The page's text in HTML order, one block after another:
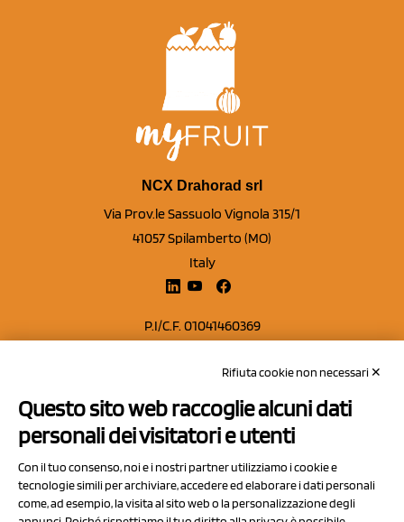
NCX Drahorad srl
Via Prov.le Sassuolo Vignola 315/1
41057 Spilamberto (MO)
Italy
P.I/C.F. 01041460369
Capitale sociale Euro 50.000,00 i.v.
Contatti
Privacy Policy
Cookie Policy
Rifiuta cookie non necessari ✕
Questo sito web raccoglie alcuni dati
personali dei visitatori e utenti
Con il tuo consenso, noi e i nostri partner utilizziamo i cookie e
tecnologie simili per archiviare, accedere ed elaborare i dati personali
come, ad esempio, la visita al sito web o la personalizzazione degli